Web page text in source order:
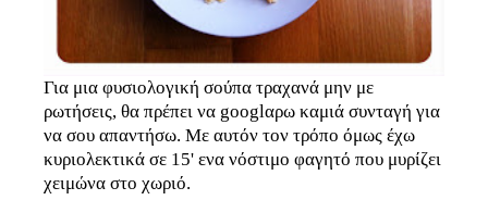
Για μια φυσιολογική σούπα τραχανά μην με
ρωτήσεις, θα πρέπει να googlαρω καμιά συνταγή για
να σου απαντήσω. Με αυτόν τον τρόπο όμως έχω
κυριολεκτικά σε 15' ενα νόστιμο φαγητό που μυρίζει
χειμώνα στο χωριό.